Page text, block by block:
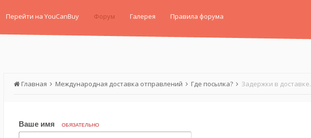
Перейти на YouCanBuy Форум Галерея Правила форума
Главная Международная доставка отправлений Где посылка? Задержки в доставке.
Ваше имя ОБЯЗАТЕЛЬНО